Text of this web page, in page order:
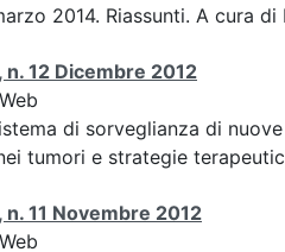
2014. Riassunti. A cura
, n. 12 Dicembre 2012
di sorveglianza di
tumori e strategie
, n. 11 Novembre 2012